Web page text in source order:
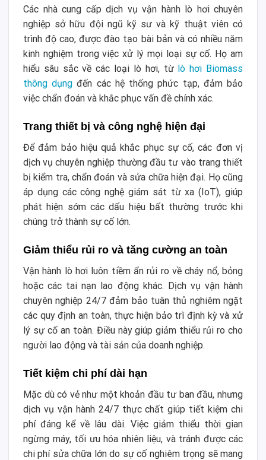
Các nhà cung cấp dịch vụ vận hành lò hơi chuyên
nghiệp sở hữu đội ngũ kỹ sư và kỹ thuật viên có
trình độ cao, được đào tạo bài bản và có nhiều năm
kinh nghiệm trong việc xử lý mọi loại sự cố. Họ am
hiểu sâu sắc về các loại lò hơi, từ lò hơi Biomass
thông dụng đến các hệ thống phức tạp, đảm bảo
việc chẩn đoán và khắc phục vấn đề chính xác.
Trang thiết bị và công nghệ hiện đại
Để đảm bảo hiệu quả khắc phục sự cố, các đơn vị
dịch vụ chuyên nghiệp thường đầu tư vào trang thiết
bị kiểm tra, chẩn đoán và sửa chữa hiện đại. Họ cũng
áp dụng các công nghệ giám sát từ xa (IoT), giúp
phát hiện sớm các dấu hiệu bất thường trước khi
chúng trở thành sự cố lớn.
Giảm thiểu rủi ro và tăng cường an toàn
Vận hành lò hơi luôn tiềm ẩn rủi ro về cháy nổ, bỏng
hoặc các tai nạn lao động khác. Dịch vụ vận hành
chuyên nghiệp 24/7 đảm bảo tuân thủ nghiêm ngặt
các quy định an toàn, thực hiện bảo trì định kỳ và xử
lý sự cố an toàn. Điều này giúp giảm thiểu rủi ro cho
người lao động và tài sản của doanh nghiệp.
Tiết kiệm chi phí dài hạn
Mặc dù có vẻ như một khoản đầu tư ban đầu, nhưng
dịch vụ vận hành 24/7 thực chất giúp tiết kiệm chi
phí đáng kể về lâu dài. Việc giảm thiểu thời gian
ngừng máy, tối ưu hóa nhiên liệu, và tránh được các
chi phí sửa chữa lớn do sự cố nghiêm trọng sẽ mang